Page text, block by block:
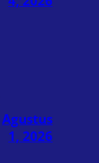
Agustus
1, 2026